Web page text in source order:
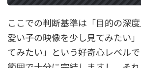
ここでの判断基準は「目的の深
愛い子の映像を少し見てみたい
てみたい」という好奇心レベル